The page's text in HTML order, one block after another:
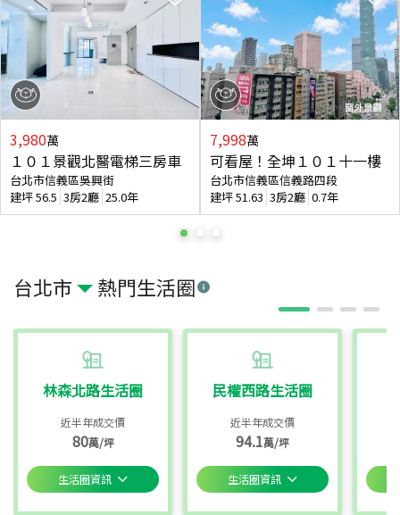
台北市 熱門生活圈
林森北路生活圈
近半年成交價
80萬/坪
生活圈資訊
民權西路生活圈
近半年成交價
94.1萬/坪
生活圈資訊
3,980萬
１０１景觀北醫電梯三房車
台北市信義區吳興街
建坪56.5 3房2廳 25.0年
7,998萬
可看屋！全坤１０１十一樓
台北市信義區信義路四段
建坪51.63 3房2廳 0.7年